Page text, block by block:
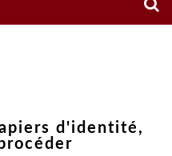
d'identité,